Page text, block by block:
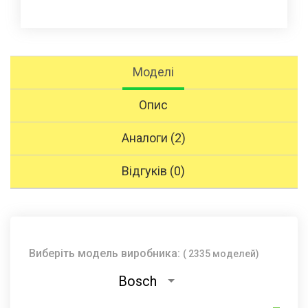
Моделі
Опис
Аналоги (2)
Відгуків (0)
Виберіть модель виробника: ( 2335 моделей)
Bosch